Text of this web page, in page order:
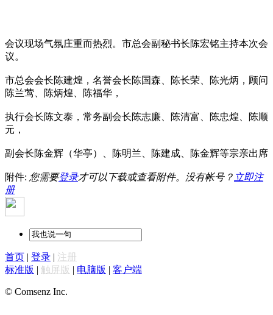
会议现场气氛庄重而热烈。市总会副秘书长陈宏铭主持本次会
议。
市总会会长陈建煌，名誉会长陈国森、陈长荣、陈光炳，顾问
陈兰莺、陈炳煌、陈福华，
执行会长陈文泰，常务副会长陈志廉、陈清富、陈忠煌、陈顺
元，
副会长陈金辉（华亭）、陈明兰、陈建成、陈金辉等宗亲出席
附件: 您需要登录才可以下载或查看附件。没有帐号？ 立即注
册
首页 | 登录 | 注册
标准版 | 触屏版 | 电脑版 | 客户端
© Comsenz Inc.